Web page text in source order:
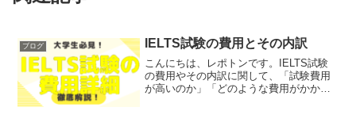
ブログ IELTS試験の費用とその内訳
こんにちは、レポトンです。IELTS試験
の費用やその内訳に関して、「試験費用
が高いのか」「どのような費用がかかる